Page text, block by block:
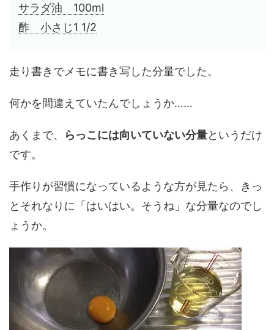
サラダ油 100ml
酢 小さじ1 1/2
走り書きでメモに書き写した分量でした。
何かを間違えていたんでしょうか……
あくまで、 らっこには向いていない分量というだけ
です。
手作りが習慣になっているような方が見たら、きっ
とそれなりに「はいはい。そうね」な分量なのでし
ょうか。